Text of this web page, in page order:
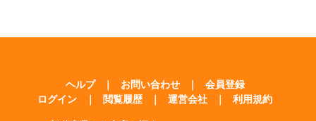
ヘルプ ｜ お問い合わせ ｜
会員登録
ログイン
｜ 閲覧履歴 ｜ 運営会社 ｜ 利用規約